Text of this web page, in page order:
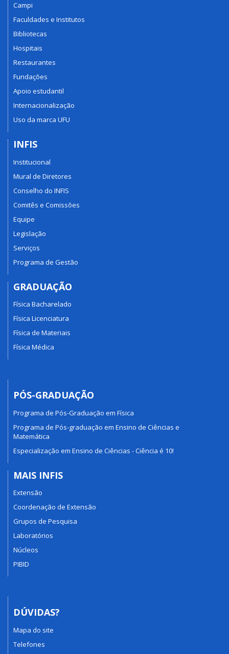
Campi
Faculdades e Institutos
Bibliotecas
Hospitais
Restaurantes
Fundações
Apoio estudantil
Internacionalização
Uso da marca UFU
INFIS
Institucional
Mural de Diretores
Conselho do INFIS
Comitês e Comissões
Equipe
Legislação
Serviços
Programa de Gestão
GRADUAÇÃO
Física Bacharelado
Física Licenciatura
Física de Materiais
Física Médica
PÓS-GRADUAÇÃO
Programa de Pós-Graduação em Física
Programa de Pós-graduação em Ensino de Ciências e
Matemática
Especialização em Ensino de Ciências - Ciência é 10!
MAIS INFIS
Extensão
Coordenação de Extensão
Grupos de Pesquisa
Laboratórios
Núcleos
PIBID
DÚVIDAS?
Mapa do site
Telefones